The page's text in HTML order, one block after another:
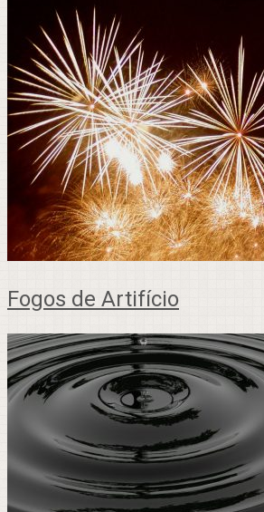
Fogos de Artifício